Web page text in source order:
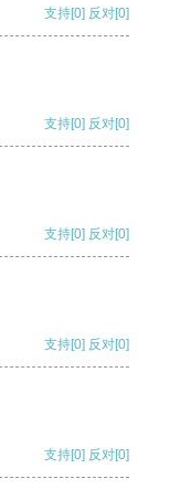
支持[0] 反对[0]
支持[0] 反对[0]
支持[0] 反对[0]
支持[0] 反对[0]
支持[0] 反对[0]